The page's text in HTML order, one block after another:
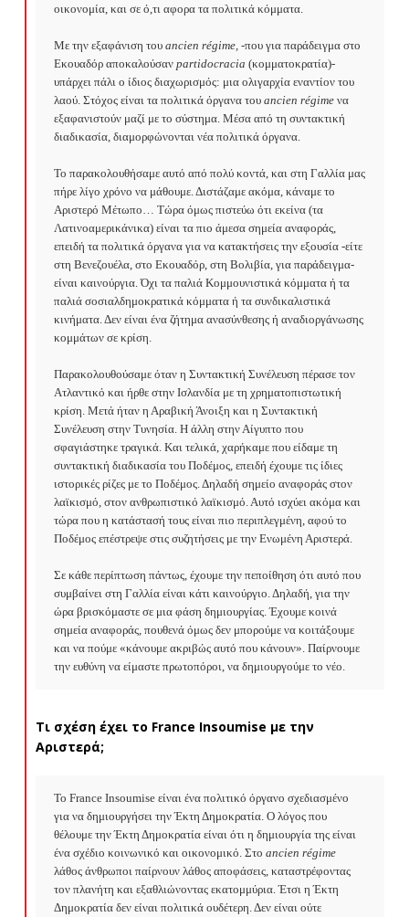
οικονομία, και σε ό,τι αφορα τα πολιτικά κόμματα.
Με την εξαφάνιση του ancien régime, -που για παράδειγμα στο
Εκουαδόρ αποκαλούσαν partidocracia (κομματοκρατία)-
υπάρχει πάλι ο ίδιος διαχωρισμός: μια ολιγαρχία εναντίον του
λαού. Στόχος είναι τα πολιτικά όργανα του ancien régime να
εξαφανιστούν μαζί με το σύστημα. Μέσα από τη συντακτική
διαδικασία, διαμορφώνονται νέα πολιτικά όργανα.
Το παρακολουθήσαμε αυτό από πολύ κοντά, και στη Γαλλία μας
πήρε λίγο χρόνο να μάθουμε. Διστάζαμε ακόμα, κάναμε το
Αριστερό Μέτωπο… Τώρα όμως πιστεύω ότι εκείνα (τα
Λατινοαμερικάνικα) είναι τα πιο άμεσα σημεία αναφοράς,
επειδή τα πολιτικά όργανα για να κατακτήσεις την εξουσία -είτε
στη Βενεζουέλα, στο Εκουαδόρ, στη Βολιβία, για παράδειγμα-
είναι καινούργια. Όχι τα παλιά Κομμουνιστικά κόμματα ή τα
παλιά σοσιαλδημοκρατικά κόμματα ή τα συνδικαλιστικά
κινήματα. Δεν είναι ένα ζήτημα ανασύνθεσης ή αναδιοργάνωσης
κομμάτων σε κρίση.
Παρακολουθούσαμε όταν η Συντακτική Συνέλευση πέρασε τον
Ατλαντικό και ήρθε στην Ισλανδία με τη χρηματοπιστωτική
κρίση. Μετά ήταν η Αραβική Άνοιξη και η Συντακτική
Συνέλευση στην Τυνησία. Η άλλη στην Αίγυπτο που
σφαγιάστηκε τραγικά. Και τελικά, χαρήκαμε που είδαμε τη
συντακτική διαδικασία του Ποδέμος, επειδή έχουμε τις ίδιες
ιστορικές ρίζες με το Ποδέμος. Δηλαδή σημείο αναφοράς στον
λαϊκισμό, στον ανθρωπιστικό λαϊκισμό. Αυτό ισχύει ακόμα και
τώρα που η κατάστασή τους είναι πιο περιπλεγμένη, αφού το
Ποδέμος επέστρεψε στις συζητήσεις με την Ενωμένη Αριστερά.
Σε κάθε περίπτωση πάντως, έχουμε την πεποίθηση ότι αυτό που
συμβαίνει στη Γαλλία είναι κάτι καινούργιο. Δηλαδή, για την
ώρα βρισκόμαστε σε μια φάση δημιουργίας. Έχουμε κοινά
σημεία αναφοράς, πουθενά όμως δεν μπορούμε να κοιτάξουμε
και να πούμε «κάνουμε ακριβώς αυτό που κάνουν». Παίρνουμε
την ευθύνη να είμαστε πρωτοπόροι, να δημιουργούμε το νέο.
Τι σχέση έχει το France Insoumise με την
Αριστερά;
Το France Insoumise είναι ένα πολιτικό όργανο σχεδιασμένο
για να δημιουργήσει την Έκτη Δημοκρατία. Ο λόγος που
θέλουμε την Έκτη Δημοκρατία είναι ότι η δημιουργία της είναι
ένα σχέδιο κοινωνικό και οικονομικό. Στο ancien régime
λάθος άνθρωποι παίρνουν λάθος αποφάσεις, καταστρέφοντας
τον πλανήτη και εξαθλιώνοντας εκατομμύρια. Έτσι η Έκτη
Δημοκρατία δεν είναι πολιτικά ουδέτερη. Δεν είναι ούτε